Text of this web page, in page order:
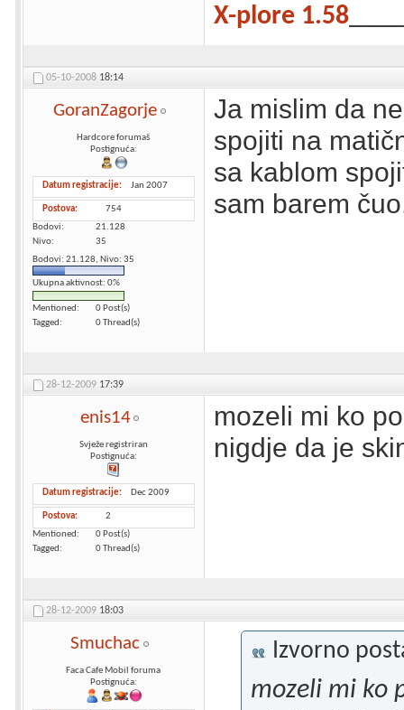
X-plore 1.58
05-10-2008 18:14
GoranZagorje
Hardcore forumaš
Postignuća:
Datum registracije Jan 2007
Postova
754
Bodovi
21.128
Nivo
35
Bodovi: 21.128, Nivo: 35
Ukupna aktivnost: 0%
Mentioned
0 Post(s)
Tagged
0 Thread(s)
Ja mislim da
spojiti na
sa kablom
sam barem
28-12-2009 17:39
enis14
Svježe registriran
Postignuća:
Datum registracije Dec 2009
Postova
2
Mentioned
0 Post(s)
Tagged
0 Thread(s)
mozeli mi ko
nigdje da je
28-12-2009 18:03
Smuchac
Faca Cafe Mobil foruma
Postignuća:
Izvorno
mozeli mi ko